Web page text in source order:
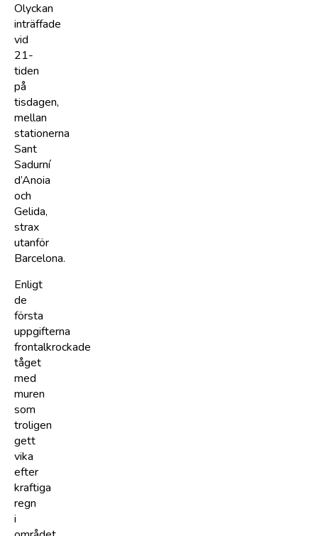
Olyckan
inträffade
vid
21-
tiden
på
tisdagen,
mellan
stationerna
Sant
Sadurní
d’Anoia
och
Gelida,
strax
utanför
Barcelona.
Enligt
de
första
uppgifterna
frontalkrockade
tåget
med
muren
som
troligen
gett
vika
efter
kraftiga
regn
i